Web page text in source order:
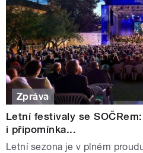
Zpráva
Letní festivaly se
i připomínka...
Letní sezona je v plném